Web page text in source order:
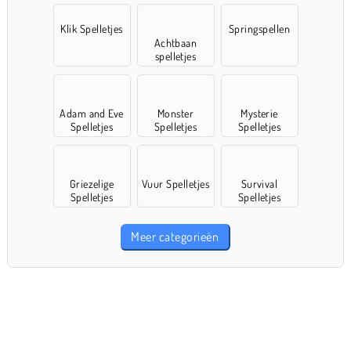
Klik Spelletjes
Achtbaan
spelletjes
Springspellen
Adam and Eve
Spelletjes
Monster
Spelletjes
Mysterie
Spelletjes
Griezelige
Spelletjes
Vuur Spelletjes
Survival
Spelletjes
Meer categorieën